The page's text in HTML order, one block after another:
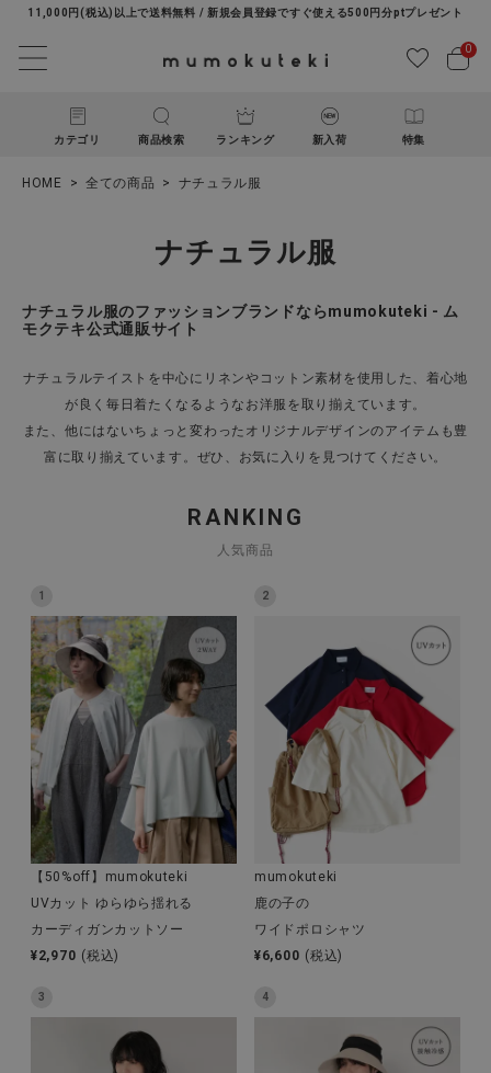
11,000円(税込)以上で送料無料 / 新規会員登録ですぐ使える500円分ptプレゼント
0
カテゴリ 商品検索 ランキング 新入荷 特集
ようこそ ゲスト 様
ログイン 新規会員登録
CATEGORY
ナチュラル服
ファッション雑貨
生活雑貨
ギフト
CONTENTS
HOME 全ての商品 ナチュラル服
ナチュラル服
ナチュラル服のファッションブランドならmumokuteki - ム
モクテキ公式通販サイト
ナチュラルテイストを中心にリネンやコットン素材を使用した、着心地
が良く毎日着たくなるようなお洋服を取り揃えています。
また、他にはないちょっと変わったオリジナルデザインのアイテムも豊
富に取り揃えています。ぜひ、お気に入りを見つけてください。
RANKING
人気商品
1
【50%off】mumokuteki
UVカット ゆらゆら揺れる
カーディガンカットソー
¥2,970 (税込)
2
mumokuteki
鹿の子の
ワイドポロシャツ
¥6,600 (税込)
3 4